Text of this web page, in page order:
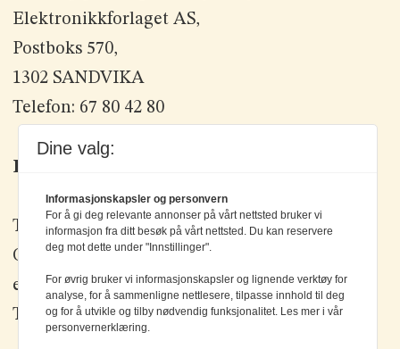
Elektronikkforlaget AS,
Postboks 570,
1302 SANDVIKA
Telefon: 67 80 42 80
Kontakt oss
Tlf: +47 67 80 42 80
Olav Brunborgs vei 6, 1396 Billingstad
epost: elektronikk@elektronikkforlaget.no
Tips oss:tips@elektronikkforlaget.no
Dine valg:
Informasjonskapsler og personvern
For å gi deg relevante annonser på vårt nettsted bruker vi
informasjon fra ditt besøk på vårt nettsted. Du kan reservere
deg mot dette under "Innstillinger".
For øvrig bruker vi informasjonskapsler og lignende verktøy for
analyse, for å sammenligne nettlesere, tilpasse innhold til deg
og for å utvikle og tilby nødvendig funksjonalitet. Les mer i vår
personvernerklæring.